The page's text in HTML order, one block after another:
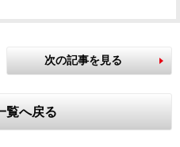
覧へ戻る
次の記事を見る